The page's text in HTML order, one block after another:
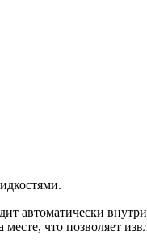
автоматически
что позволяет